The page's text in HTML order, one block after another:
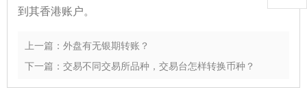
到其香港账户。
上一篇：外盘有无银期转账？
下一篇：交易不同交易所品种，交易台怎样转换币种？